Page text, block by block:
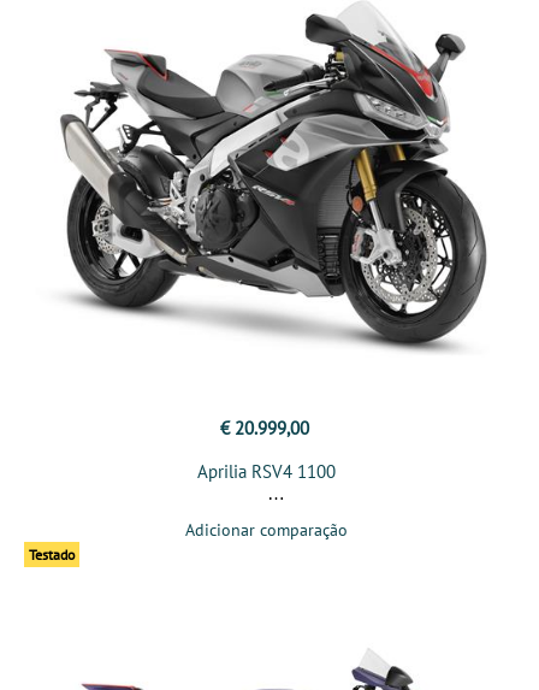
€ 20.999,00
Aprilia RSV4 1100
Adicionar comparação
Testado